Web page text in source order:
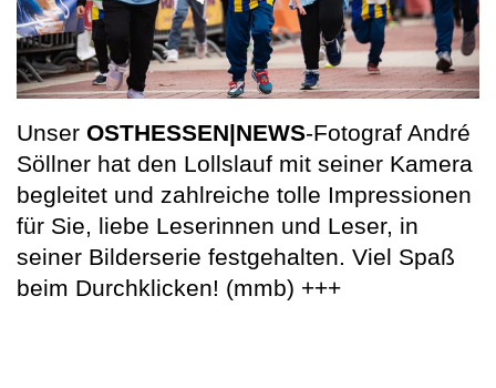
Unser OSTHESSEN|NEWS-Fotograf André
Söllner hat den Lollslauf mit seiner Kamera
begleitet und zahlreiche tolle Impressionen
für Sie, liebe Leserinnen und Leser, in
seiner Bilderserie festgehalten. Viel Spaß
beim Durchklicken! (mmb) +++